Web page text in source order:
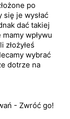
po
je wysłać
dać takiej
wpływu
wybrać
dotrze na
- Zwróć go!